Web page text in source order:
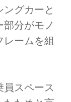
グカーと
分がモノ
レームを組
員スペース